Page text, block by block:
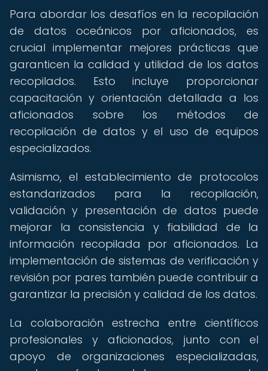
Para abordar los desafíos en la recopilación
de datos oceánicos por aficionados, es
crucial implementar mejores prácticas que
garanticen la calidad y utilidad de los datos
recopilados. Esto incluye proporcionar
capacitación y orientación detallada a los
aficionados sobre los métodos de
recopilación de datos y el uso de equipos
especializados.
Asimismo, el establecimiento de protocolos
estandarizados para la recopilación,
validación y presentación de datos puede
mejorar la consistencia y fiabilidad de la
información recopilada por aficionados. La
implementación de sistemas de verificación y
revisión por pares también puede contribuir a
garantizar la precisión y calidad de los datos.
La colaboración estrecha entre científicos
profesionales y aficionados, junto con el
apoyo de organizaciones especializadas,